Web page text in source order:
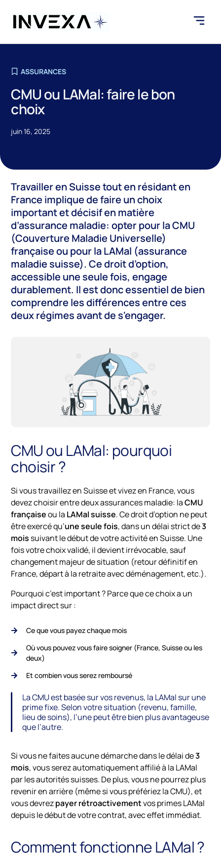
ASSURANCES
CMU ou LAMal: faire le bon
choix
juin 16, 2025
Travailler en Suisse tout en résidant en
France implique de faire un choix
important et décisif en matière
d’assurance maladie: opter pour la CMU
(Couverture Maladie Universelle)
française ou pour la LAMal (assurance
maladie suisse). Ce droit d’option,
accessible une seule fois, engage
durablement. Il est donc essentiel de bien
comprendre les différences entre ces
deux régimes avant de s'engager.
CMU ou LAMal: pourquoi
choisir ?
Si vous travaillez en Suisse et vivez en France, vous
devez choisir entre deux assurances maladie: laCMU
françaiseou la LAMal suisse. Ce droit d’option ne peut
être exercé qu’une seule fois, dans un délai strict de3
mois suivant le début de votre activité en Suisse. Une
fois votre choix validé, il devient irrévocable, sauf
changement majeur de situation (retour définitif en
France, départ à la retraite avec déménagement, etc.).
Pourquoi c’est important ? Parce que ce choix a un
impact direct sur :
Ce que vous payez chaque mois
Où vous pouvez vous faire soigner (France, Suisse ou les
deux)
Et combien vous serez remboursé
La CMU est basée sur vos revenus, la LAMal sur une
prime fixe. Selon votre situation (revenu, famille,
lieu de soins), l’une peut être bien plus avantageuse
que l’autre.
Si vous ne faites aucune démarche dans le délai de3
mois, vous serez automatiquement affilié à la LAMal
par les autorités suisses. De plus, vous ne pourrez plus
revenir en arrière (même si vous préfériez la CMU), et
vous devrezpayer rétroactivementvos primes LAMal
depuis le début de votre contrat, avec effet immédiat.
Comment fonctionne LAMal ?